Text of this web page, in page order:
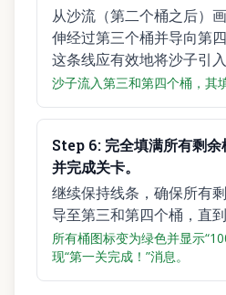
从沙流（第二个桶之后）
伸经过第三个桶并导向第
这条线应有效地将沙子引入
沙子流入第三和第四个桶，其
Step 6: 完全填满所有剩余
并完成关卡。
继续保持线条，确保所有
导至第三和第四个桶，直到
所有桶图标变为绿色并显示
现“第一关完成！”消息。